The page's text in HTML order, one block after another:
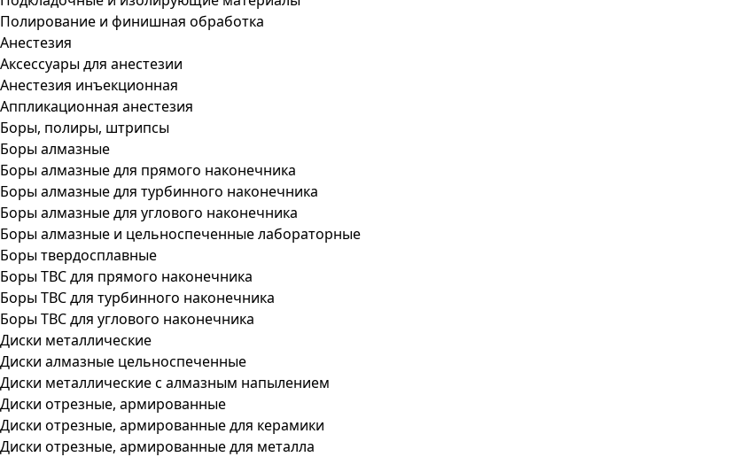
Полирование и финишная обработка
Анестезия
Аксессуары для анестезии
Анестезия инъекционная
Аппликационная анестезия
Боры, полиры, штрипсы
Боры алмазные
Боры алмазные для прямого наконечника
Боры алмазные для турбинного наконечника
Боры алмазные для углового наконечника
Боры алмазные и цельноспеченные лабораторные
Боры твердосплавные
Боры ТВС для прямого наконечника
Боры ТВС для турбинного наконечника
Боры ТВС для углового наконечника
Диски металлические
Диски алмазные цельноспеченные
Диски металлические с алмазным напылением
Диски отрезные, армированные
Диски отрезные, армированные для керамики
Диски отрезные, армированные для металла